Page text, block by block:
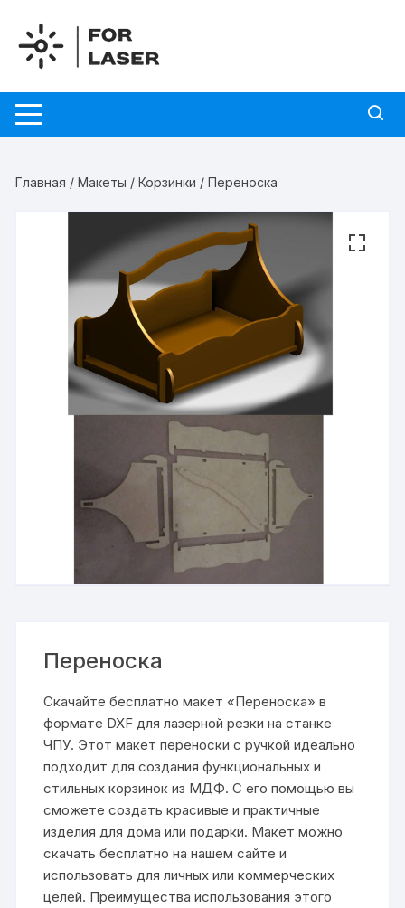
содержимому
Главная /Макеты /Корзинки / Переноска
Переноска
Скачайте бесплатно макет «Переноска» в
формате DXF для лазерной резки на станке
ЧПУ. Этот макет переноски с ручкой идеально
подходит для создания функциональных и
стильных корзинок из МДФ. С его помощью вы
сможете создать красивые и практичные
изделия для дома или подарки. Макет можно
скачать бесплатно на нашем сайте и
использовать для личных или коммерческих
целей. Преимущества использования этого